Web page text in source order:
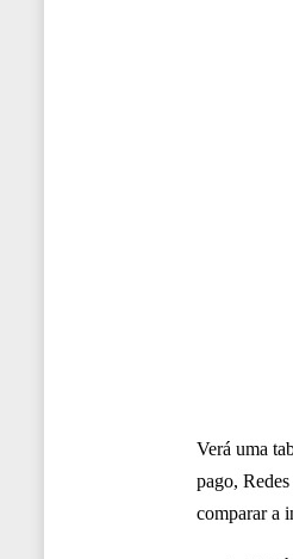
Verá uma
pago,
comparar a